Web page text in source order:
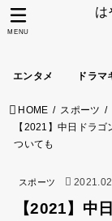
は
エンタメ ドラマ
MENU
HOME
スポーツ
【2021】中日ドラ
ついても
スポーツ
【2021】中